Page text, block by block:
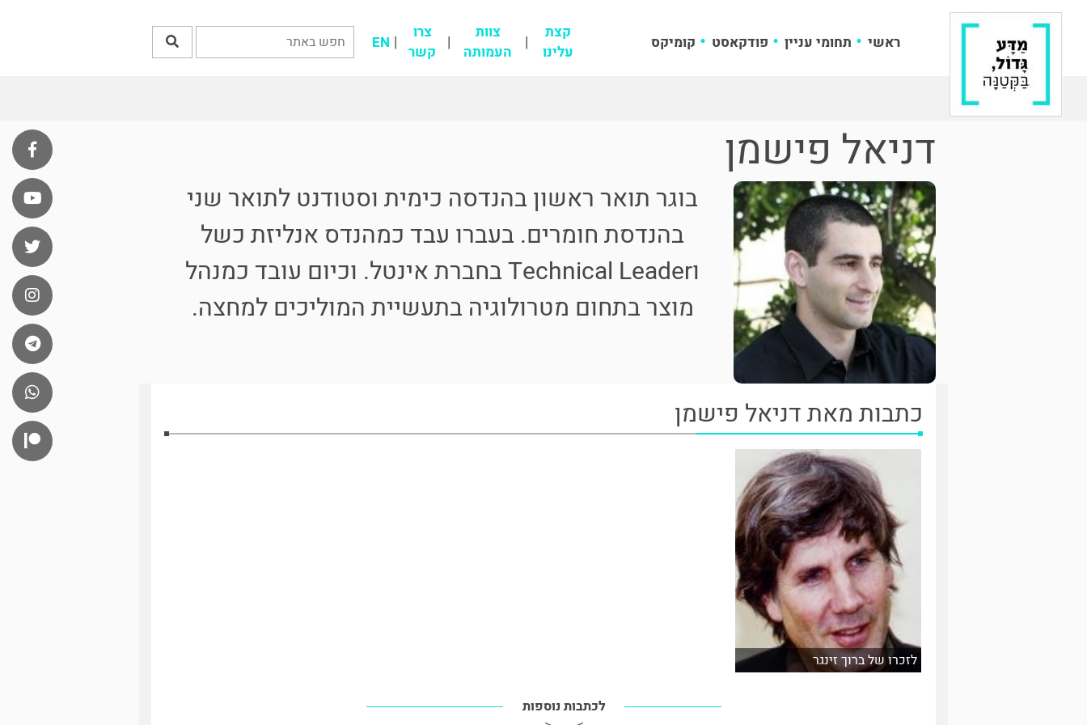
ראשי תחומי עניין פודקאסט קומיקס
קצת
עלינו
צוות
העמותה
צרו
קשר
EN
דניאל פישמן
בוגר תואר ראשון בהנדסה כימית וסטודנט לתואר שני
בהנדסת חומרים. בעברו עבד כמהנדס אנליזת כשל
וTechnical Leader בחברת אינטל. וכיום עובד כמנהל
מוצר בתחום מטרולוגיה בתעשיית המוליכים למחצה.
כתבות מאת דניאל פישמן
לזכרו של ברוך זינגר
לכתבות נוספות